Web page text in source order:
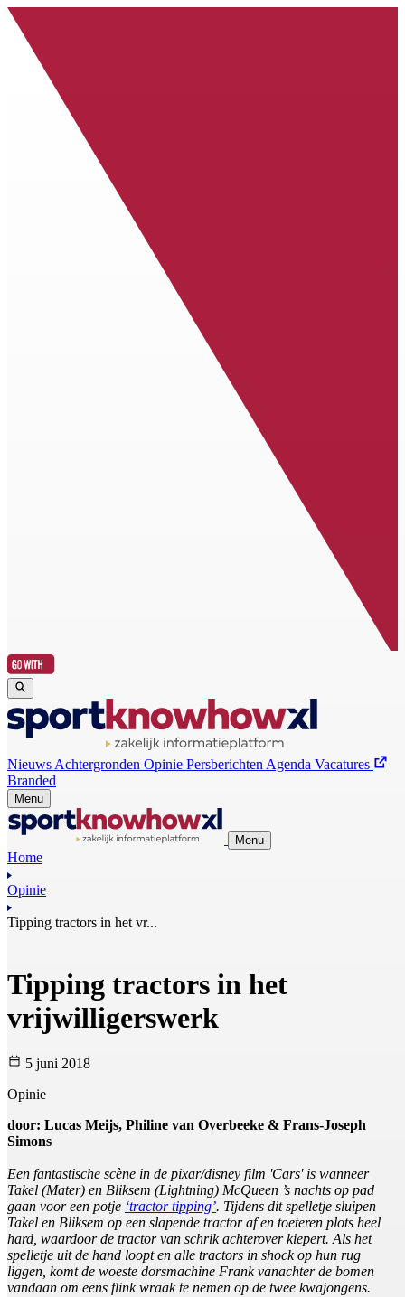
Nieuws Achtergronden Opinie Persberichten Agenda Vacatures
Branded
Menu
Menu
Home
Opinie
Tipping tractors in het vr...
Tipping tractors in het
vrijwilligerswerk
5 juni 2018
Opinie
door: Lucas Meijs, Philine van Overbeeke & Frans-Joseph
Simons
Een fantastische scène in de pixar/disney film 'Cars' is wanneer
Takel (Mater) en Bliksem (Lightning) McQueen ’s nachts op pad
gaan voor een potje ‘tractor tipping’. Tijdens dit spelletje sluipen
Takel en Bliksem op een slapende tractor af en toeteren plots heel
hard, waardoor de tractor van schrik achterover kiepert. Als het
spelletje uit de hand loopt en alle tractors in shock op hun rug
liggen, komt de woeste dorsmachine Frank vanachter de bomen
vandaan om eens flink wraak te nemen op de twee kwajongens.